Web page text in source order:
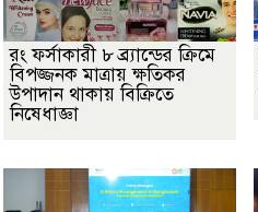
রং ফর্সাকারী ৮ ব্র্যান্ডের ক্রিমে
বিপজ্জনক মাত্রায় ক্ষতিকর
উপাদান থাকায় বিক্রিতে
নিষেধাজ্ঞা